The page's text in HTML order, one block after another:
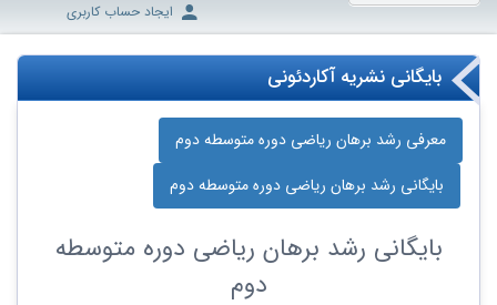
ایجاد حساب کاربری
بایگانی نشریه آکاردئونی
معرفی رشد برهان ریاضی دوره‌ متوسطه دوم
بایگانی رشد برهان ریاضی دوره‌ متوسطه دوم
بایگانی رشد برهان ریاضی دوره‌ متوسطه
دوم